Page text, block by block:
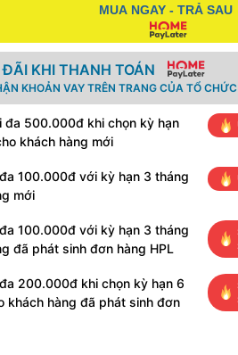
MUA NGAY - TRẢ SAU
KHI THANH TOÁN
KHOẢN VAY TRÊN TRANG CỦA TỔ
đa 500.000đ khi chọn kỳ hạn
khách hàng mới
100.000đ với kỳ hạn 3 tháng
mới
100.000đ với kỳ hạn 3 tháng
đã phát sinh đơn hàng HPL
200.000đ khi chọn kỳ hạn 6
khách hàng đã phát sinh đơn